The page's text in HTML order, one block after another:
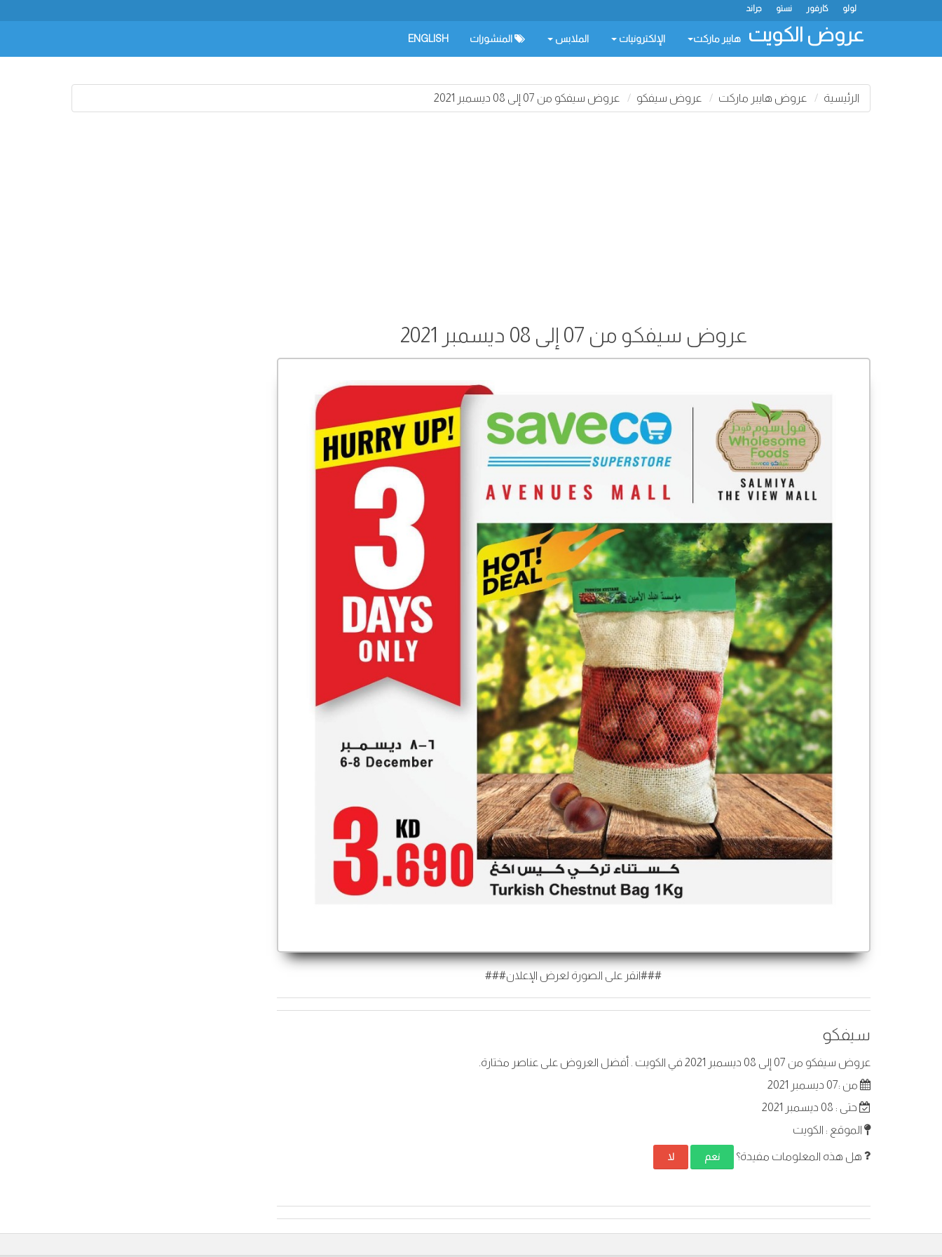
جراند نستو كارفور لولو
عروض الكويت هايبر ماركت الإلكترونيات الملابس المنشورات ENGLISH
الرئيسية عروض هايبر ماركت عروض سيفكو عروض سيفكو من 07 إلى 08 ديسمبر 2021
عروض سيفكو من 07 إلى 08 ديسمبر 2021
###انقر على الصورة لعرض الإعلان###
سيفكو
عروض سيفكو من 07 إلى 08 ديسمبر 2021 في الكويت . أفضل العروض على عناصر مختارة.
من :07 ديسمبر 2021
حتى : 08 ديسمبر 2021
الموقع : الكويت
هل هذه المعلومات مفيدة؟ نعم لا